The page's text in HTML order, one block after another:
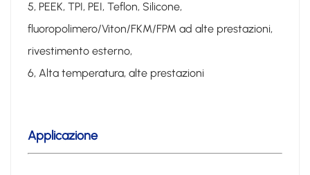
5, PEEK, TPI, PEI, Teflon, Silicone,
fluoropolimero/Viton/FKM/FPM ad alte prestazioni,
rivestimento esterno,
6, Alta temperatura, alte prestazioni
Applicazione